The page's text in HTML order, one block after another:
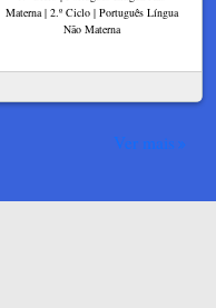
Materna | 2.º Ciclo | Português Língua
Não Materna
Ver mais